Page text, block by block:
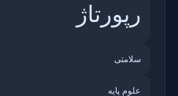
رپورتاژ
سلامتی
علوم پایه